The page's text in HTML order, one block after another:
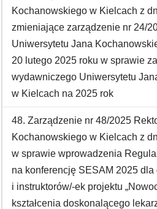
Kochanowskiego w Kielcach z
zmieniające zarządzenie nr 24/
Uniwersytetu Jana
20 lutego 2025 roku w sprawie
wydawniczego Uniwersytetu
w Kielcach na 2025 rok
48. Zarządzenie nr 48/2025
Kochanowskiego w Kielcach z
w sprawie wprowadzenia
na konferencję SESAM 2025 dla
i instruktorów/-ek projektu
kształcenia doskonalącego